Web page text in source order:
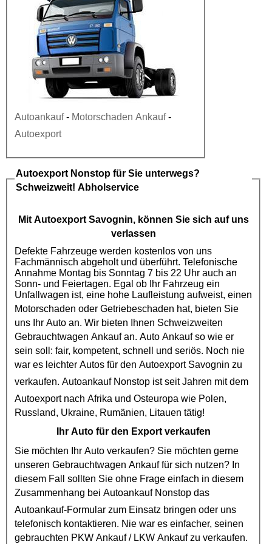
Autoankauf- Motorschaden Ankauf-
Autoexport
Autoexport Nonstop für Sie unterwegs?
Schweizweit! Abholservice
Mit AutoexportSavognin, können Sie sich auf uns
verlassen
Defekte Fahrzeuge werden kostenlos von uns
Fachmännisch abgeholt und überführt. Telefonische
Annahme Montag bis Sonntag 7 bis 22 Uhr auch an
Sonn- und Feiertagen. Egal ob Ihr Fahrzeug ein
Unfallwagen ist, eine hohe Laufleistung aufweist, einen
Motorschaden oder Getriebeschaden hat, bieten Sie
uns Ihr Auto an. Wir bieten Ihnen Schweizweiten
Gebrauchtwagen Ankaufan. Auto Ankauf so wie er
sein soll: fair, kompetent, schnell und seriös. Noch nie
war es leichter Autos für den AutoexportSavognin zu
verkaufen. AutoankaufNonstop ist seit Jahren mit dem
Autoexportnach Afrika und Osteuropa wie Polen,
Russland, Ukraine, Rumänien, Litauen tätig!
Ihr Auto für den Export verkaufen
Sie möchten Ihr Auto verkaufen? Sie möchten gerne
unseren Gebrauchtwagen Ankauffür sich nutzen? In
diesem Fall sollten Sie ohne Frage einfach in diesem
Zusammenhang bei AutoankaufNonstop das
Autoankauf-Formular zum Einsatz bringen oder uns
telefonisch kontaktieren. Nie war es einfacher, seinen
gebrauchten PKW Ankauf/ LKW Ankaufzu verkaufen.